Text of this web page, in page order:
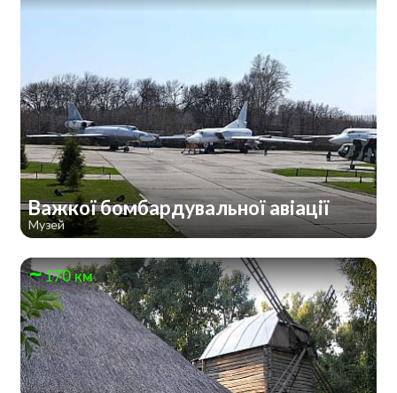
Важкої бомбардувальної авіації
Музей
170 км